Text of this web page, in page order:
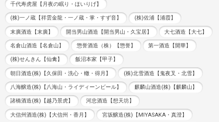
千代寿虎屋【月夜の眠り・ほいりげ】
(株)一ノ蔵【祥雲金龍・一ノ蔵・掌・すず音】 (株)佐浦【浦霞】
末廣酒造【末廣】 開当男山酒造【開当男山・久宝居】 大七酒造【大七】
名倉山酒造【名倉山】 惣誉酒造（株）【惣誉】 第一酒造【開華】
(株)せんきん【仙禽】 飯沼本家【甲子】
朝日酒造(株)【久保田・洗心・轍・得月】 (株)北雪酒造【鬼夜叉・北雪】
八海醸造(株)【八海山・ライディーンビール】 麒麟山酒造(株)【麒麟山】
諸橋酒造(株)【越乃景虎】 河忠酒造【想天坊】
大信州酒造(株)【大信州・香月】 宮坂醸造(株)【MIYASAKA・真澄】